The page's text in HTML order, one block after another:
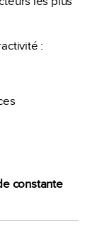
:
constante